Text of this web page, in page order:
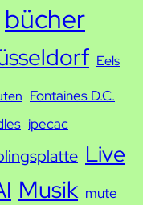
bücher
Eels
Fontaines D.C.
ipecac
Live
Musik mute